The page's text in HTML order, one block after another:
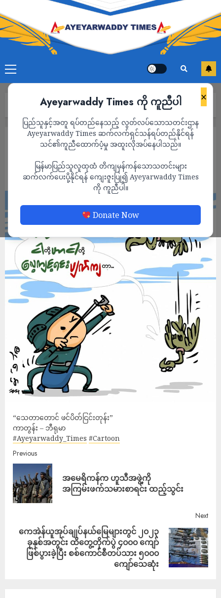
×
Ayeyarwaddy Times ကို ကူညီပါ
ပြည်သူနှင့်အတူ ရပ်တည်နေသည့် လွတ်လပ်သောသတင်းဌာန
Ayeyarwaddy Times ဆက်လက်ရှင်သန်ရပ်တည်နိုင်ရန်
သင်၏ကူညီထောက်ပံ့မှု အထူးလိုအပ်နေပါသည်။
မြန်မာပြည်သူလူထုထံ တိကျမှန်ကန်သောသတင်းများ
ဆက်လက်ပေးပို့နိုင်ရန် ကျေးဇူးပြု၍ Ayeyarwaddy Times
ကို ကူညီပါ။
Donate Now
“သေတာတောင် ဖင်ပိတ်ငြင်းတုန်း”
“သေတာတောင် ဖင်ပိတ်ငြင်းတုန်း”
ADMIN JANUARY 21, 2024
“သေတာတောင် ဖင်ပိတ်ငြင်းတုန်း”
ကာတွန်း – ဘီရုမာ
#Ayeyarwaddy_Times #Cartoon
Previous
အမေရိကန်က ဟူသီအဖွဲ့ကို
အကြမ်းဖက်သမားစာရင်း ထည့်သွင်း
Next
ကေအဲန်ယူအုပ်ချုပ်နယ်မြေများတွင် ၂၀၂၃
ခုနှစ်အတွင်း ထိတွေ့တိုက်ပွဲ ၄၀၀၀ ကျော်
ဖြစ်ပွားခဲ့ပြီး စစ်ကောင်စီတပ်သား ၅၀၀၀
ကျော်သေဆုံး